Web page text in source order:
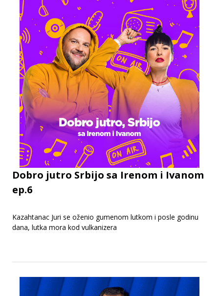
Dobro jutro Srbijo sa Irenom i Ivanom
ep.6
Kazahtanac Juri se oženio gumenom lutkom i posle godinu
dana, lutka mora kod vulkanizera